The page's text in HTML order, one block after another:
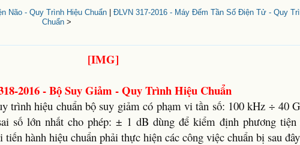
Não - Quy Trình Hiệu Chuẩn
ĐLVN 317-2016 - Máy Đếm Tần Số Điện Tử - Quy
Chuẩn>
2016 - Bộ Suy Giảm - Quy Trình Hiệu Chuẩn
trình hiệu chuẩn bộ suy giảm có phạm vi tần số: 100 kHz ÷ 40
số lớn nhất cho phép: ± 1 dB dùng để kiểm định phương tiện
hành hiệu chuẩn phải thực hiện các công việc chuẩn bị sau